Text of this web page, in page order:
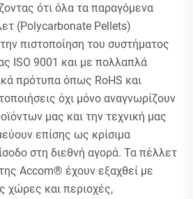
ότι όλα τα παραγόμενα
(Polycarbonate Pellets)
πιστοποίηση του συστήματος
ISO 9001 και με πολλαπλά
πρότυπα όπως RoHS και
όχι μόνο αναγνωρίζουν
μας και την τεχνική μας
επίσης ως κρίσιμα
στη διεθνή αγορά. Τα πέλλετ
Accom® έχουν εξαχθεί με
χώρες και περιοχές,